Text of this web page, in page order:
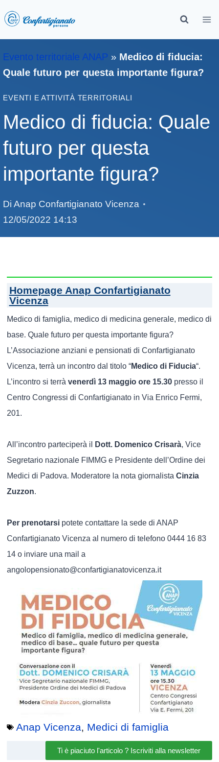
Evento territoriale ANAP » Medico di fiducia:
Quale futuro per questa importante figura?
EVENTI E ATTIVITÀ TERRITORIALI
Medico di fiducia: Quale
futuro per questa
importante figura?
Di Anap Confartigianato Vicenza
12/05/2022 14:13
Homepage Anap Confartigianato
Vicenza
Medico di famiglia, medico di medicina generale, medico di
base. Quale futuro per questa importante figura?
L’Associazione anziani e pensionati di Confartigianato
Vicenza, terrà un incontro dal titolo “Medico di Fiducia“.
L’incontro si terràvenerdì 13 maggio ore 15.30 presso il
Centro Congressi di Confartigianato in Via Enrico Fermi,
201.
All’incontro parteciperà il Dott. Domenico Crisarà, Vice
Segretario nazionale FIMMG e Presidente dell’Ordine dei
Medici di Padova. Moderatore la nota giornalistaCinzia
Zuzzon.
Per prenotarsi potete contattare la sede di ANAP
Confartigianato Vicenza al numero di telefono 0444 16 83
14 o inviare una mail a
angolopensionato@confartigianatovicenza.it
Anap Vicenza, Medici di famiglia
Ti è piaciuto l'articolo ? Iscriviti alla newsletter